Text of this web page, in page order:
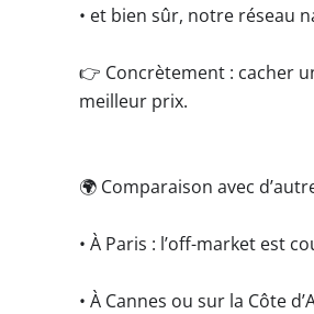
• et bien sûr, notre réseau
👉 Concrètement : cacher
meilleur prix.
🌍 Comparaison avec
• À Paris : l’off-market est
• À Cannes ou sur la Côte